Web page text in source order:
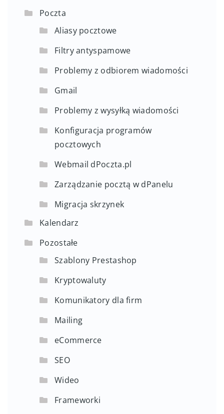
Poczta
Aliasy pocztowe
Filtry antyspamowe
Problemy z odbiorem wiadomości
Gmail
Problemy z wysyłką wiadomości
Konfiguracja programów
pocztowych
Webmail dPoczta.pl
Zarządzanie pocztą w dPanelu
Migracja skrzynek
Kalendarz
Pozostałe
Szablony Prestashop
Kryptowaluty
Komunikatory dla firm
Mailing
eCommerce
SEO
Wideo
Frameworki